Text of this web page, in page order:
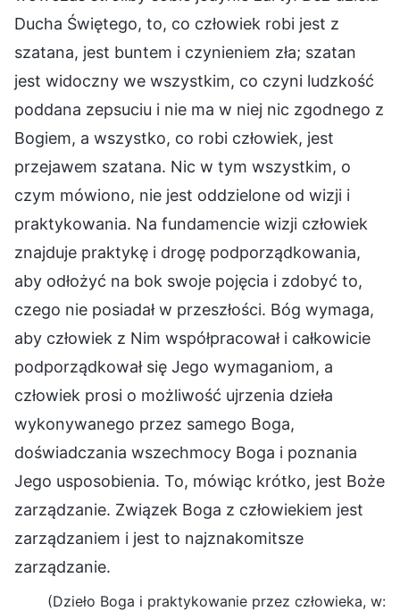
Ducha Świętego, to, co człowiek robi jest z
szatana, jest buntem i czynieniem zła; szatan
jest widoczny we wszystkim, co czyni ludzkość
poddana zepsuciu i nie ma w niej nic zgodnego z
Bogiem, a wszystko, co robi człowiek, jest
przejawem szatana. Nic w tym wszystkim, o
czym mówiono, nie jest oddzielone od wizji i
praktykowania. Na fundamencie wizji człowiek
znajduje praktykę i drogę podporządkowania,
aby odłożyć na bok swoje pojęcia i zdobyć to,
czego nie posiadał w przeszłości. Bóg wymaga,
aby człowiek z Nim współpracował i całkowicie
podporządkował się Jego wymaganiom, a
człowiek prosi o możliwość ujrzenia dzieła
wykonywanego przez samego Boga,
doświadczania wszechmocy Boga i poznania
Jego usposobienia. To, mówiąc krótko, jest Boże
zarządzanie. Związek Boga z człowiekiem jest
zarządzaniem i jest to najznakomitsze
zarządzanie.
(Dzieło Boga i praktykowanie przez człowieka, w: